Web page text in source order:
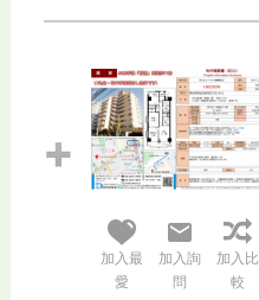
加入最
愛
加入詢
問
加入比
較